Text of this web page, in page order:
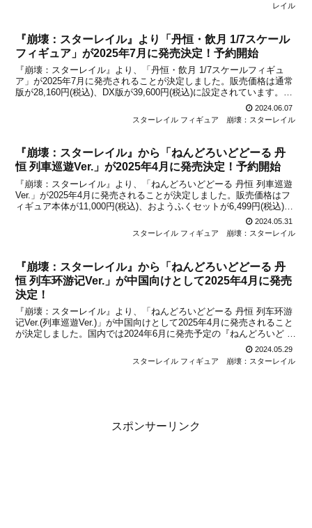
レイル
『崩壊：スターレイル』より「丹恒・飲月 1/7スケール
フィギュア」が2025年7月に発売決定！予約開始
『崩壊：スターレイル』より、「丹恒・飲月 1/7スケールフィギュ
ア」が2025年7月に発売されることが決定しました。販売価格は通常
版が28,160円(税込)、DX版が39,600円(税込)に設定されています。中
国で発表になったばかりの新商品になりますが、国内のショップでも
取り扱われることが正式決定。...
2024.06.07
スターレイル フィギュア
崩壊：スターレイル
『崩壊：スターレイル』から「ねんどろいどどーる 丹
恒 列車巡遊Ver.」が2025年4月に発売決定！予約開始
『崩壊：スターレイル』より、「ねんどろいどどーる 丹恒 列車巡遊
Ver.」が2025年4月に発売されることが決定しました。販売価格はフ
ィギュア本体が11,000円(税込)、おようふくセットが6,499円(税込)に
設定されています。中国で発表になったばかりのフィギュアとなりま
2024.05.31
スターレイル フィギュア
崩壊：スターレイル
『崩壊：スターレイル』から「ねんどろいどどーる 丹
恒 列车环游记Ver.」が中国向けとして2025年4月に発売
決定！
『崩壊：スターレイル』より、「ねんどろいどどーる 丹恒 列车环游
记Ver.(列車巡遊Ver.)」が中国向けとして2025年4月に発売されること
が決定しました。国内では2024年6月に発売予定の『ねんどろいど 丹
恒』に続いて、「ねんどろいどどーる 丹恒 列车环游记Ver.」が登
2024.05.29
スターレイル フィギュア
崩壊：スターレイル
スポンサーリンク